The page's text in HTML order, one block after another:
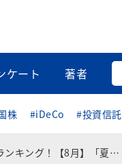
ケート 著者
株 #iDeCo #投資信託
米国株式は軟調な展開、中国恒大の破産申請で不動産バブル崩壊の懸念が高まる！